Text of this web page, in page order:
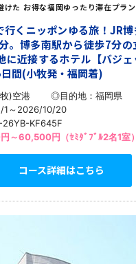
けた お得な福岡ゆったり滞在プラ
くニッポンゆる旅！JR
。博多南駅から徒歩7分の
に近接するホテル【バジ
間(小牧発・福岡着)
)空港 ◎目的地： 福岡県
～2026/10/20
KF645F
～60,500円（ｾﾐﾀﾞﾌﾞﾙ2名1室）
コース詳細はこちら